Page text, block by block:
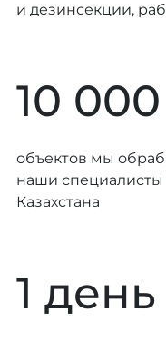
и дезинсекции,
10 000
объектов мы
наши
Казахстана
1 день